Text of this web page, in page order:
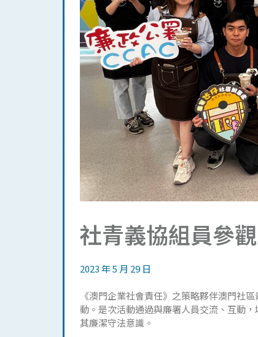
社青義協組員參
2023 年 5 月 29 日
《澳門企業社會責任》之策略夥伴澳門社
動。是次活動通過與廉署人員交流、互動
其廉潔守法意識。